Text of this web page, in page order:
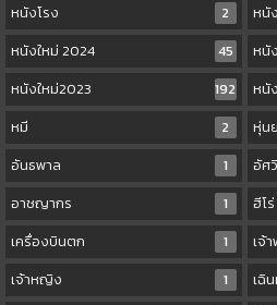
หนังโรง
2 หนั
หนังใหม่ 2024
45 หนั
หนังใหม่2023
192 หนั
หมี
2 หุ่น
อันธพาล
1 อัศ
อาชญากร
1 ฮีโร่
เครื่องบินตก
1 เจ้
เจ้าหญิง
1 เฉิ